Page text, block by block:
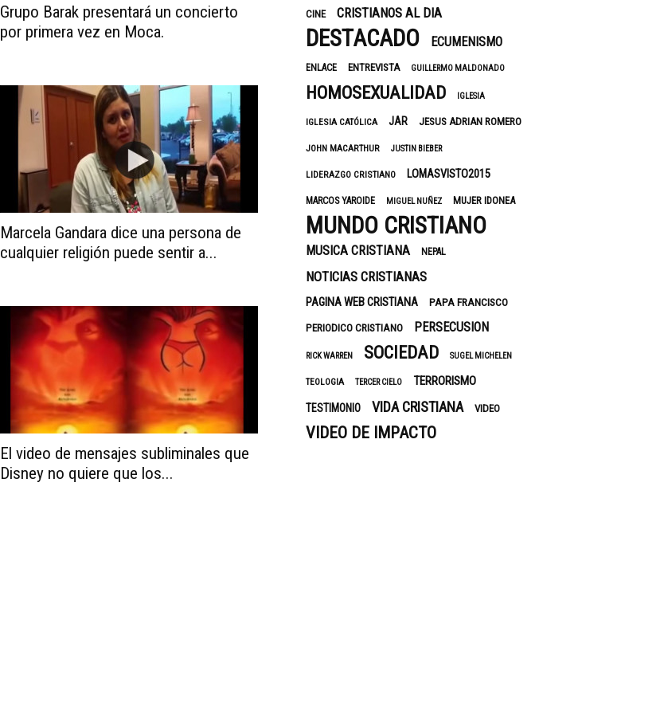
Grupo Barak presentará un concierto
por primera vez en Moca.
Marcela Gandara dice una persona de
cualquier religión puede sentir a...
El video de mensajes subliminales que
Disney no quiere que los...
CINE CRISTIANOS AL DIA
DESTACADO ECUMENISMO
ENLACE ENTREVISTA GUILLERMO MALDONADO
HOMOSEXUALIDAD IGLESIA
IGLESIA CATÓLICA JAR JESUS ADRIAN ROMERO
JOHN MACARTHUR JUSTIN BIEBER
LIDERAZGO CRISTIANO LOMASVISTO2015
MARCOS YAROIDE MIGUEL NUÑEZ MUJER IDONEA
MUNDO CRISTIANO
MUSICA CRISTIANA NEPAL
NOTICIAS CRISTIANAS
PAGINA WEB CRISTIANA
PAPA FRANCISCO
PERIODICO CRISTIANO
PERSECUSION
RICK WARREN SOCIEDAD SUGEL MICHELEN
TEOLOGIA TERCER CIELO TERRORISMO
TESTIMONIO VIDA CRISTIANA VIDEO
VIDEO DE IMPACTO